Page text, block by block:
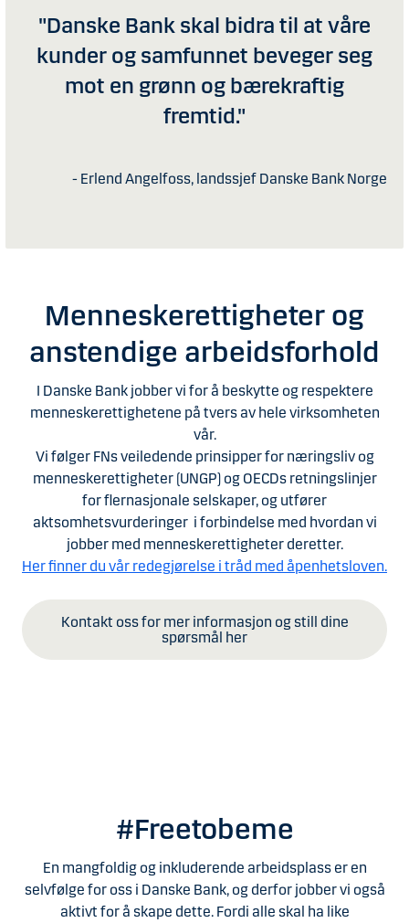
"Danske Bank skal bidra til at våre
kunder og samfunnet beveger seg
mot en grønn og bærekraftig
fremtid."
- Erlend Angelfoss, landssjef Danske Bank Norge
Menneskerettigheter og
anstendige arbeidsforhold
I Danske Bank jobber vi for å beskytte og respektere
menneskerettighetene på tvers av hele virksomheten
vår.
Vi følger FNs veiledende prinsipper for næringsliv og
menneskerettigheter (UNGP) og OECDs retningslinjer
for flernasjonale selskaper, og utfører
aktsomhetsvurderinger i forbindelse med hvordan vi
jobber med menneskerettigheter deretter.
Her finner du vår redegjørelse i tråd med åpenhetsloven.
Kontakt oss for mer informasjon og still dine
spørsmål her
#Freetobeme
En mangfoldig og inkluderende arbeidsplass er en
selvfølge for oss i Danske Bank, og derfor jobber vi også
aktivt for å skape dette. Fordi alle skal ha like